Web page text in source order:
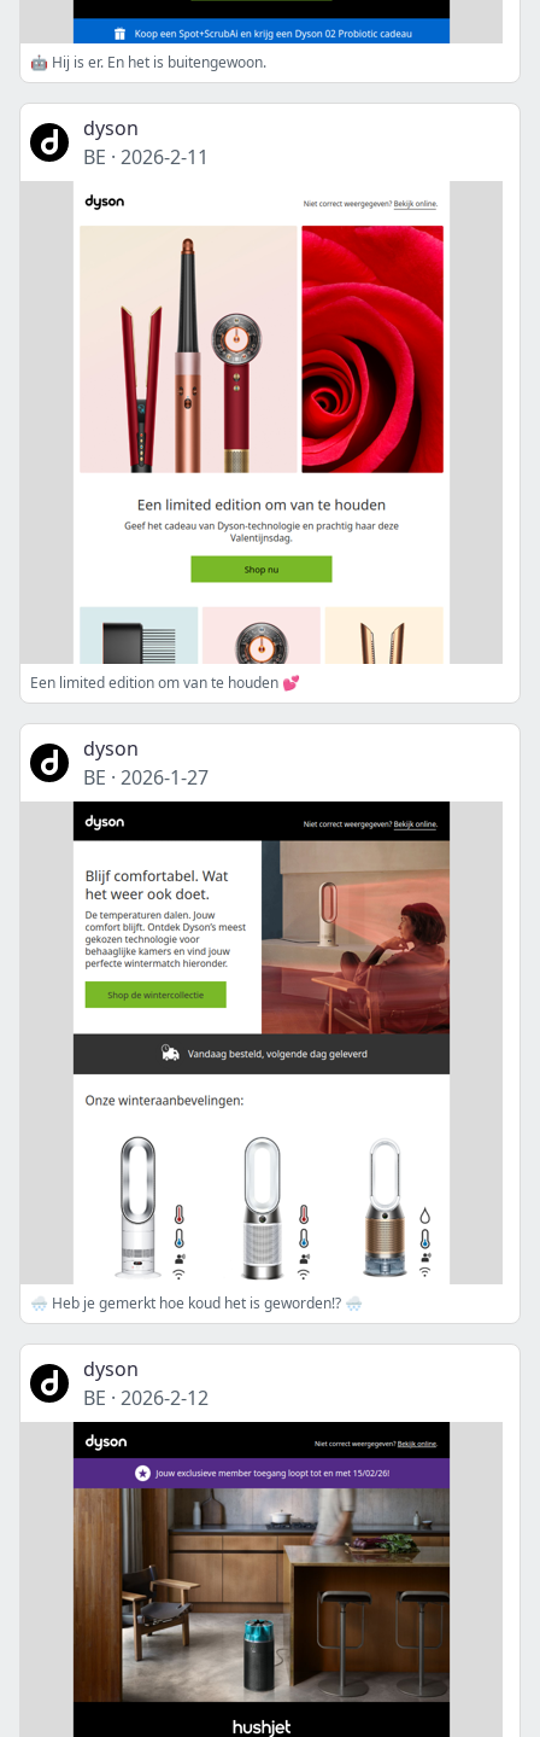
🤖 Hij is er. En het is buitengewoon.
dyson
BE · 2026-2-11
Een limited edition om van te houden 💕
dyson
BE · 2026-1-27
🌨️ Heb je gemerkt hoe koud het is geworden!? 🌨️
dyson
BE · 2026-2-12